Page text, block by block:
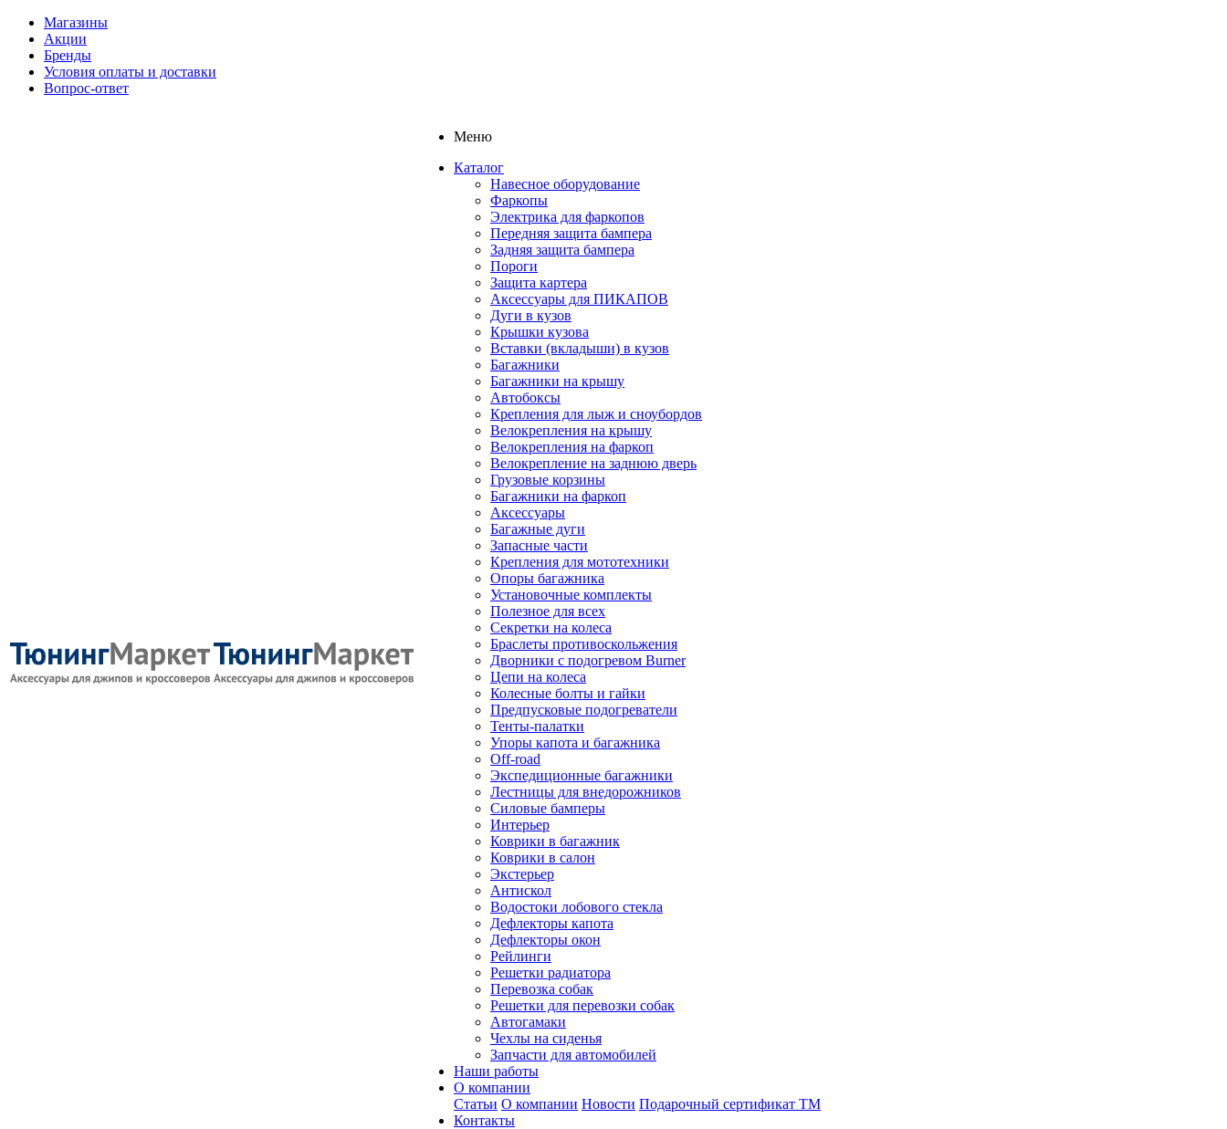
Магазины
Акции
Бренды
Условия оплаты и доставки
Вопрос-ответ
Меню
Каталог
Навесное оборудование
Фаркопы
Электрика для фаркопов
Передняя защита бампера
Задняя защита бампера
Пороги
Защита картера
Аксессуары для ПИКАПОВ
Дуги в кузов
Крышки кузова
Вставки (вкладыши) в кузов
Багажники
Багажники на крышу
Автобоксы
Крепления для лыж и сноубордов
Велокрепления на крышу
Велокрепления на фаркоп
Велокрепление на заднюю дверь
Грузовые корзины
Багажники на фаркоп
Аксессуары
Багажные дуги
Запасные части
Крепления для мототехники
Опоры багажника
Установочные комплекты
Полезное для всех
Секретки на колеса
Браслеты противоскольжения
Дворники с подогревом Burner
Цепи на колеса
Колесные болты и гайки
Предпусковые подогреватели
Тенты-палатки
Упоры капота и багажника
Off-road
Экспедиционные багажники
Лестницы для внедорожников
Силовые бамперы
Интерьер
Коврики в багажник
Коврики в салон
Экстерьер
Антискол
Водостоки лобового стекла
Дефлекторы капота
Дефлекторы окон
Рейлинги
Решетки радиатора
Перевозка собак
Решетки для перевозки собак
Автогамаки
Чехлы на сиденья
Запчасти для автомобилей
Наши работы
О компании
Статьи О компании Новости Подарочный сертификат ТМ
Контакты